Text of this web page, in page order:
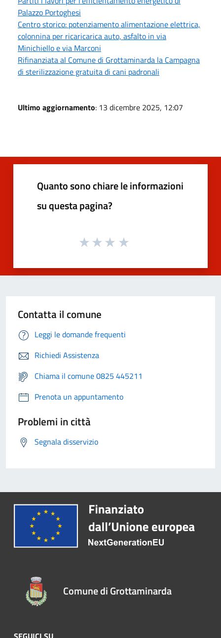
Palazzo Portoghesi
Centro storico: potenziamento alimentazione elettrica,
colonnina per ricaricarica auto, asfalto in via
Minichiello e via Marconi
Rifinanziata al Comune di Grottaminarda la Campagna
di sterilizzazione gratuita di cani padronali
Ultimo aggiornamento: 13 dicembre 2025, 12:07
Quanto sono chiare le informazioni
su questa pagina?
Contatta il comune
Leggi le domande frequenti
Richiedi Assistenza
Chiama il comune 0825 445211
Prenota un appuntamento
Problemi in città
Segnala disservizio
Comune di Grottaminarda